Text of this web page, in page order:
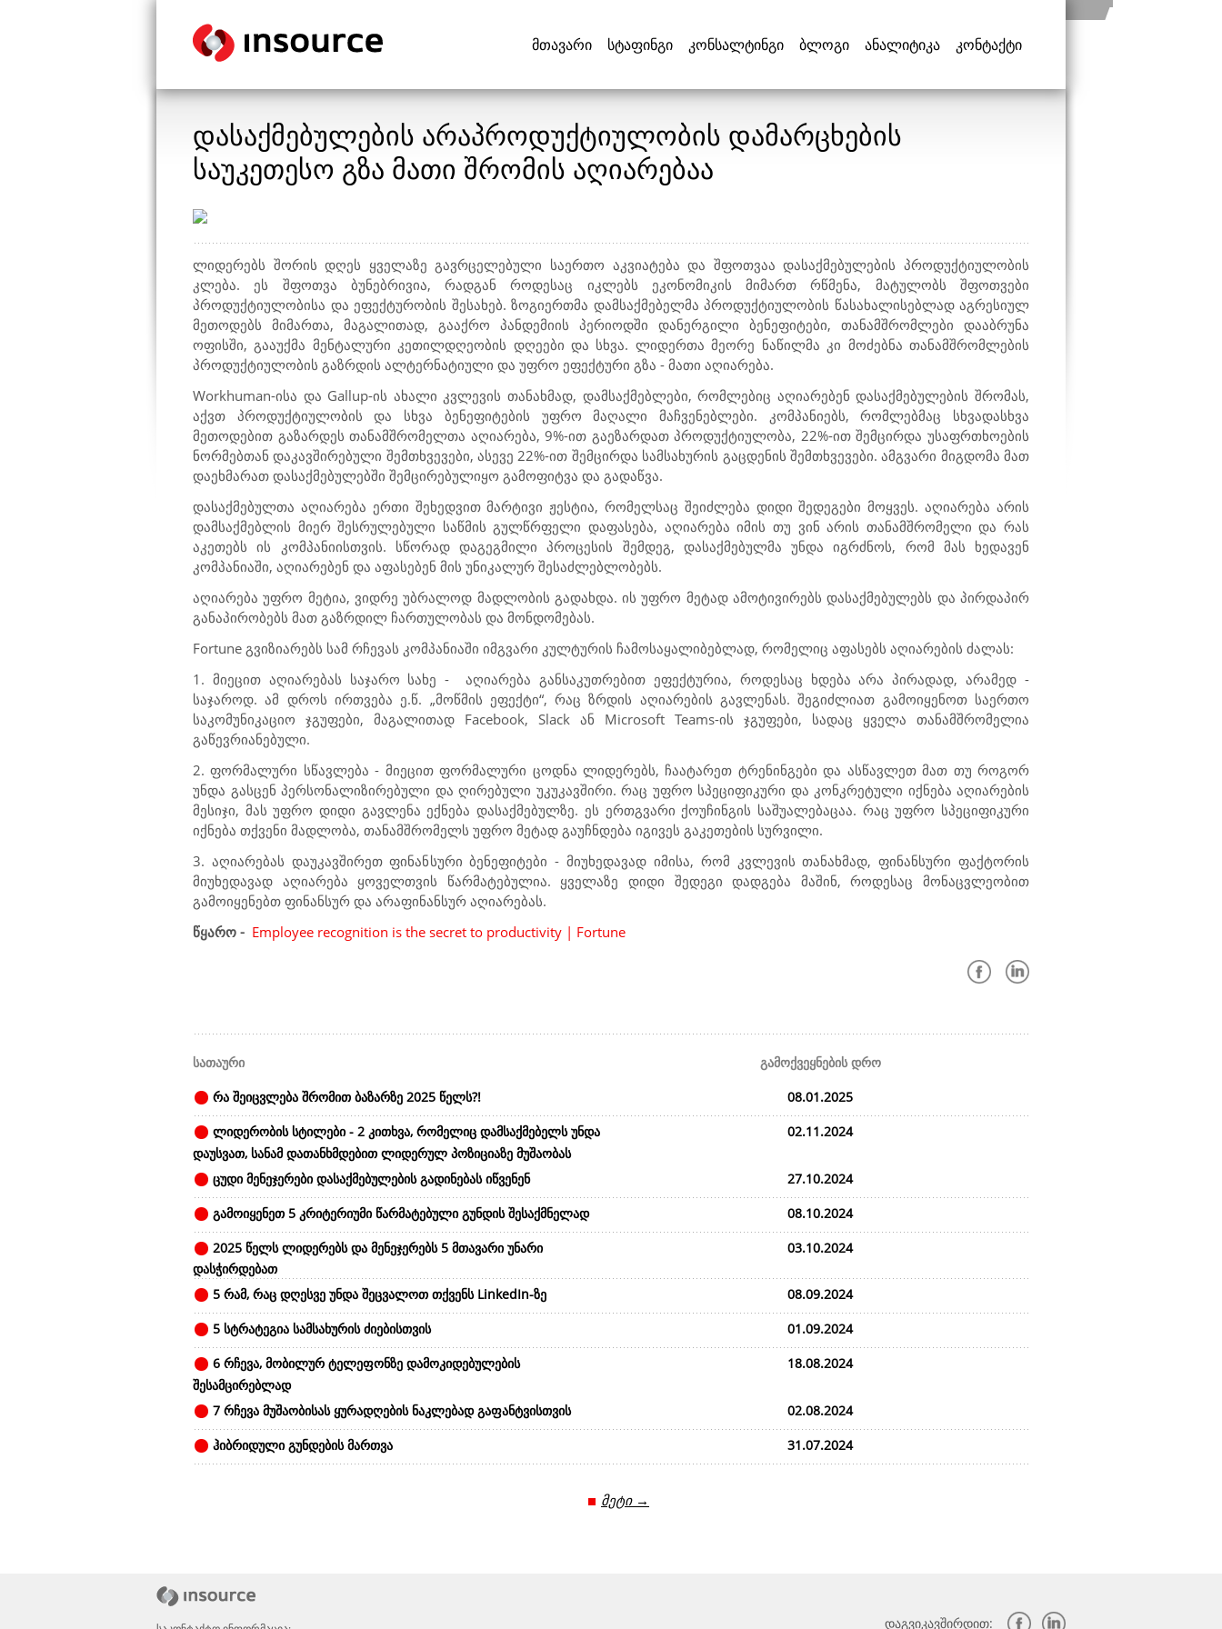
მთავარი სტაფინგი კონსალტინგი ბლოგი ანალიტიკა კონტაქტი
დასაქმებულების არაპროდუქტიულობის დამარცხების
საუკეთესო გზა მათი შრომის აღიარებაა
ლიდერებს შორის დღეს ყველაზე გავრცელებული საერთო აკვიატება და შფოთვაა დასაქმებულების პროდუქტიულობის
კლება. ეს შფოთვა ბუნებრივია, რადგან როდესაც იკლებს ეკონომიკის მიმართ რწმენა, მატულობს შფოთვები
პროდუქტიულობისა და ეფექტურობის შესახებ. ზოგიერთმა დამსაქმებელმა პროდუქტიულობის წასახალისებლად აგრესიულ
მეთოდებს მიმართა, მაგალითად, გააქრო პანდემიის პერიოდში დანერგილი ბენეფიტები, თანამშრომლები დააბრუნა
ოფისში, გააუქმა მენტალური კეთილდღეობის დღეები და სხვა. ლიდერთა მეორე ნაწილმა კი მოძებნა თანამშრომლების
პროდუქტიულობის გაზრდის ალტერნატიული და უფრო ეფექტური გზა - მათი აღიარება.
Workhuman-ისა და Gallup-ის ახალი კვლევის თანახმად, დამსაქმებლები, რომლებიც აღიარებენ დასაქმებულების შრომას,
აქვთ პროდუქტიულობის და სხვა ბენეფიტების უფრო მაღალი მაჩვენებლები. კომპანიებს, რომლებმაც სხვადასხვა
მეთოდებით გაზარდეს თანამშრომელთა აღიარება, 9%-ით გაეზარდათ პროდუქტიულობა, 22%-ით შემცირდა უსაფრთხოების
ნორმებთან დაკავშირებული შემთხვევები, ასევე 22%-ით შემცირდა სამსახურის გაცდენის შემთხვევები. ამგვარი მიგდომა მათ
დაეხმარათ დასაქმებულებში შემცირებულიყო გამოფიტვა და გადაწვა.
დასაქმებულთა აღიარება ერთი შეხედვით მარტივი ჟესტია, რომელსაც შეიძლება დიდი შედეგები მოყვეს. აღიარება არის
დამსაქმებლის მიერ შესრულებული საწმის გულწრფელი დაფასება, აღიარება იმის თუ ვინ არის თანამშრომელი და რას
აკეთებს ის კომპანიისთვის. სწორად დაგეგმილი პროცესის შემდეგ, დასაქმებულმა უნდა იგრძნოს, რომ მას ხედავენ
კომპანიაში, აღიარებენ და აფასებენ მის უნიკალურ შესაძლებლობებს.
აღიარება უფრო მეტია, ვიდრე უბრალოდ მადლობის გადახდა. ის უფრო მეტად ამოტივირებს დასაქმებულებს და პირდაპირ
განაპირობებს მათ გაზრდილ ჩართულობას და მონდომებას.
Fortune გვიზიარებს სამ რჩევას კომპანიაში იმგვარი კულტურის ჩამოსაყალიბებლად, რომელიც აფასებს აღიარების ძალას:
1. მიეცით აღიარებას საჯარო სახე -
აღიარება განსაკუთრებით ეფექტურია, როდესაც ხდება არა პირადად, არამედ -
საჯაროდ. ამ დროს ირთვება ე.წ. „მოწმის ეფექტი“, რაც ზრდის აღიარების გავლენას. შეგიძლიათ გამოიყენოთ საერთო
საკომუნიკაციო ჯგუფები, მაგალითად Facebook, Slack ან Microsoft Teams-ის ჯგუფები, სადაც ყველა თანამშრომელია
გაწევრიანებული.
2. ფორმალური სწავლება - მიეცით ფორმალური ცოდნა ლიდერებს, ჩაატარეთ ტრენინგები და ასწავლეთ მათ თუ როგორ
უნდა გასცენ პერსონალიზირებული და ღირებული უკუკავშირი. რაც უფრო სპეციფიკური და კონკრეტული იქნება აღიარების
მესიჯი, მას უფრო დიდი გავლენა ექნება დასაქმებულზე. ეს ერთგვარი ქოუჩინგის საშუალებაცაა. რაც უფრო სპეციფიკური
იქნება თქვენი მადლობა, თანამშრომელს უფრო მეტად გაუჩნდება იგივეს გაკეთების სურვილი.
3. აღიარებას დაუკავშირეთ ფინანსური ბენეფიტები - მიუხედავად იმისა, რომ კვლევის თანახმად, ფინანსური ფაქტორის
მიუხედავად აღიარება ყოველთვის წარმატებულია. ყველაზე დიდი შედეგი დადგება მაშინ, როდესაც მონაცვლეობით
გამოიყენებთ ფინანსურ და არაფინანსურ აღიარებას.
წყარო - Employee recognition is the secret to productivity | Fortune
სათაური
გამოქვეყნების დრო
რა შეიცვლება შრომით ბაზარზე 2025 წელს?!
08.01.2025
ლიდერობის სტილები - 2 კითხვა, რომელიც დამსაქმებელს უნდა
დაუსვათ, სანამ დათანხმდებით ლიდერულ პოზიციაზე მუშაობას
02.11.2024
ცუდი მენეჯერები დასაქმებულების გადინებას იწვენენ
27.10.2024
გამოიყენეთ 5 კრიტერიუმი წარმატებული გუნდის შესაქმნელად
08.10.2024
2025 წელს ლიდერებს და მენეჯერებს 5 მთავარი უნარი
დასჭირდებათ
03.10.2024
5 რამ, რაც დღესვე უნდა შეცვალოთ თქვენს LinkedIn-ზე
08.09.2024
5 სტრატეგია სამსახურის ძიებისთვის
01.09.2024
6 რჩევა, მობილურ ტელეფონზე დამოკიდებულების
შესამცირებლად
18.08.2024
7 რჩევა მუშაობისას ყურადღების ნაკლებად გაფანტვისთვის
02.08.2024
ჰიბრიდული გუნდების მართვა
31.07.2024
მეტი →
დაგვიკავშირდით: